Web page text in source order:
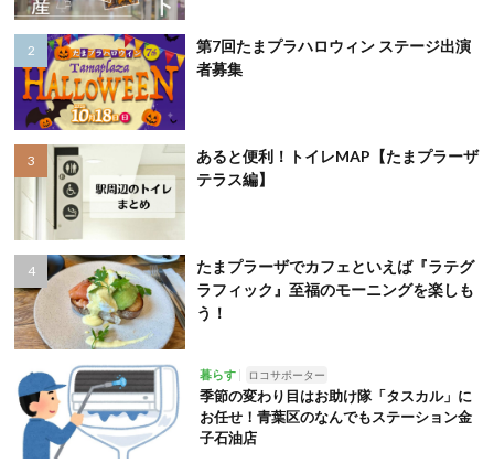
第7回たまプラハロウィン ステージ出演
者募集
あると便利！トイレMAP【たまプラーザ
テラス編】
たまプラーザでカフェといえば『ラテグ
ラフィック』至福のモーニングを楽しも
う！
暮らす ロコサポーター
季節の変わり目はお助け隊「タスカル」に
お任せ！青葉区のなんでもステーション金
子石油店